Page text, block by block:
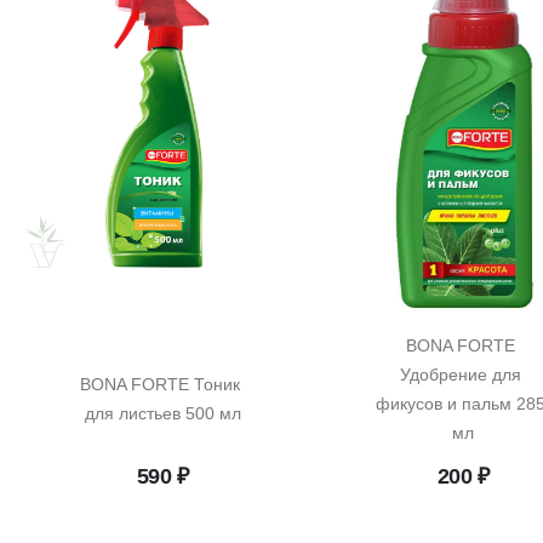
BONA FORTE Тоник
для листьев 500 мл
590₽
BONA FORTE
Удобрение для
фикусов и пальм 285
мл
200₽